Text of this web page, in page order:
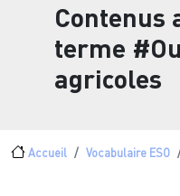
Contenus
terme
agricoles
Fil d'Ariane
Accueil Vocabulaire ESO